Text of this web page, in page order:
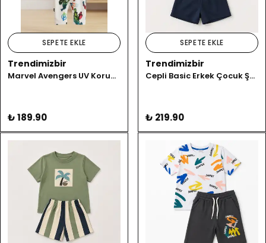
SEPETE EKLE
Trendimizbir
Marvel Avengers UV Korumalı Uzun Kollu Erkek Çocuk Mayo Takımı
₺ 189.90
SEPETE EKLE
Trendimizbir
Cepli Basic Erkek Çocuk Şort Takımı
₺ 219.90